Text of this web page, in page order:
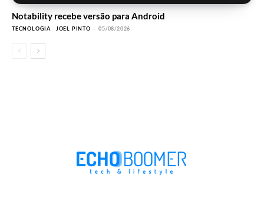
Notability recebe versão para Android
TECNOLOGIA JOEL PINTO - 05/08/2026